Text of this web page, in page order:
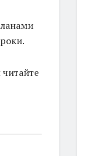
читайте